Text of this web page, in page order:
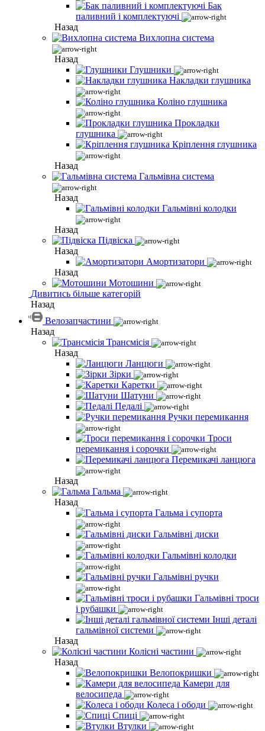
Бак
паливний і комплектуючі
Назад
Вихлопна система
Назад
Глушники
Накладки глушника
Коліно глушника
Прокладки
глушника
Кріплення глушника
Назад
Гальмівна система
Назад
Гальмівні колодки
Назад
Підвіска
Назад
Амортизатори
Назад
Мотошини
Дивитись більше категорій
Назад
Велозапчастини
Назад
Трансмісія
Назад
Ланцюги
Зірки
Каретки
Шатуни
Педалі
Ручки перемикання
Троси
перемикання і сорочки
Перемикачі ланцюга
Назад
Гальма
Назад
Гальма і супорта
Гальмівні диски
Гальмівні колодки
Гальмівні ручки
Гальмівні троси
і рубашки
Інші деталі
гальмівної системи
Назад
Колісні частини
Назад
Велопокришки
Камери для
велосипеда
Колеса і ободи
Спиці
Втулки